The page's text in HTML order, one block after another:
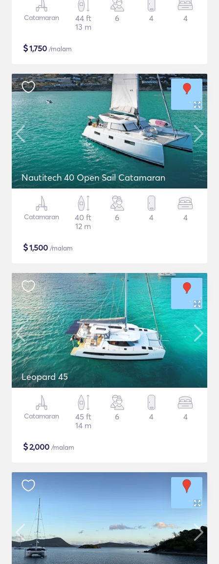
Catamaran
44 ft
13 m
6 4 4
$1,750 /malam
Nautitech 40 Open Sail Catamaran
Catamaran
40 ft
12 m
6 4 4
$1,500 /malam
Leopard 45
Catamaran
45 ft
14 m
6 4 4
$2,000 /malam